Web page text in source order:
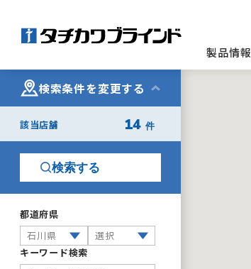
製品情報
検索条件を変更する
該当店舗 14 件
都道府県
キーワード検索
検索する